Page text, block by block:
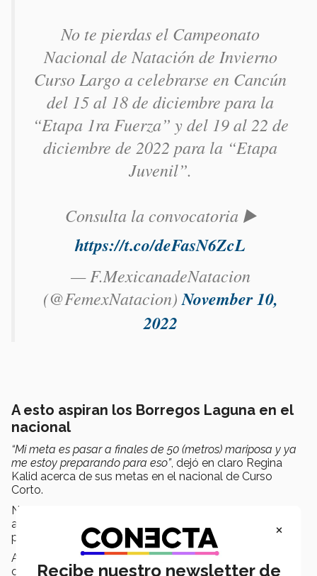
No te pierdas el Campeonato
Nacional de Natación de Invierno
Curso Largo a celebrarse en Cancún
del 15 al 18 de diciembre para la
“Etapa 1ra Fuerza” y del 19 al 22 de
diciembre de 2022 para la “Etapa
Juvenil”.
Consulta la convocatoria ▶️
https://t.co/deFasN6ZcL
— F.MexicanadeNatacion
(@FemexNatacion) November 10,
2022
A esto aspiran los Borregos Laguna en el
nacional
“Mi meta es pasar a finales de 50 (metros) mariposa y ya
me estoy preparando para eso”, dejó en claro Regina
Kalid acerca de sus metas en el nacional de Curso
Corto.
No solo ella, sus otros compañeros y el entrenador
aspiran llegar a la última instancia de la competencia y
por qué no,
pelear por las medallas.
A pesar de lo anterior, reconocen que es la primera
ocasión en que varios participarán en este evento
×
Recibe nuestro newsletter de